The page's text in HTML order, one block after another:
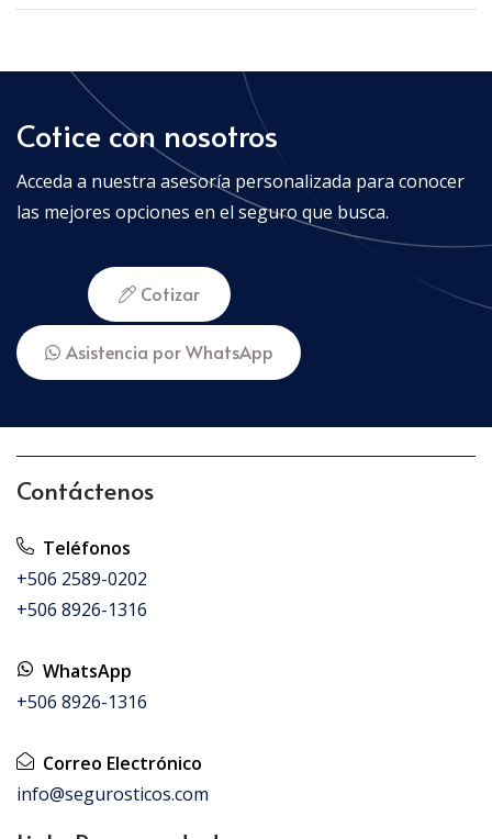
Cotice con nosotros
Acceda a nuestra asesoría personalizada para conocer
las mejores opciones en el seguro que busca.
Cotizar
Asistencia por WhatsApp
Contáctenos
Teléfonos
+506 2589-0202
+506 8926-1316
WhatsApp
+506 8926-1316
Correo Electrónico
info@segurosticos.com